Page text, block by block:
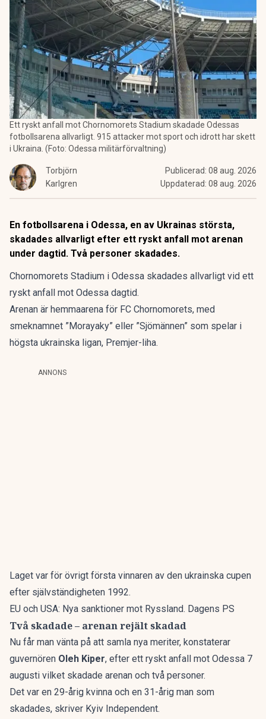
Ett ryskt anfall mot Chornomorets Stadium skadade Odessas
fotbollsarena allvarligt. 915 attacker mot sport och idrott har skett
i Ukraina. (Foto: Odessa militärförvaltning)
Torbjörn
Karlgren
Publicerad: 08 aug. 2026
Uppdaterad: 08 aug. 2026
En fotbollsarena i Odessa, en av Ukrainas största,
skadades allvarligt efter ett ryskt anfall mot arenan
under dagtid. Två personer skadades.
Chornomorets Stadium i Odessa skadades allvarligt vid ett
ryskt anfall mot Odessa dagtid.
Arenan är hemmaarena för FC Chornomorets, med
smeknamnet ”Morayaky” eller ”Sjömännen” som spelar i
högsta ukrainska ligan, Premjer-liha.
ANNONS
Laget var för övrigt första vinnaren av den ukrainska cupen
efter självständigheten 1992.
EU och USA: Nya sanktioner mot Ryssland. Dagens PS
Två skadade – arenan rejält skadad
Nu får man vänta på att samla nya meriter, konstaterar
guvernören Oleh Kiper, efter ett ryskt anfall mot Odessa 7
augusti vilket skadade arenan och två personer.
Det var en 29-årig kvinna och en 31-årig man som
skadades, skriver Kyiv Independent.